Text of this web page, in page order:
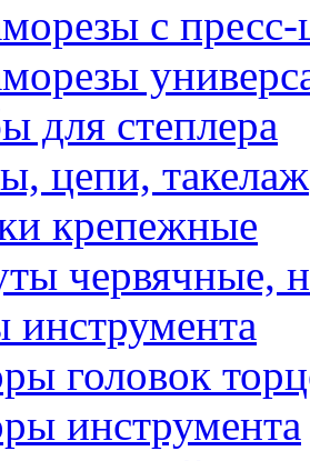
с
для степлера
цепи, такелаж
крепежные
червячные,
головок
инструмента